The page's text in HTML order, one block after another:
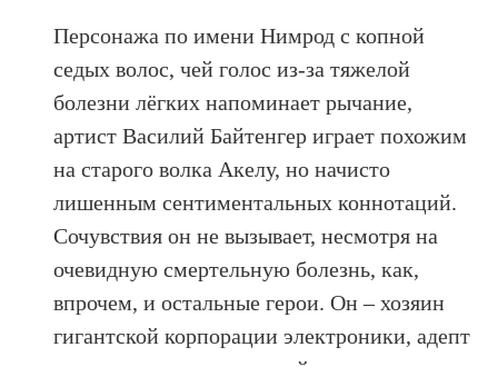
Персонажа по имени Нимрод с копной
седых волос, чей голос из-за тяжелой
болезни лёгких напоминает рычание,
артист Василий Байтенгер играет похожим
на старого волка Акелу, но начисто
лишенным сентиментальных коннотаций.
Сочувствия он не вызывает, несмотря на
очевидную смертельную болезнь, как,
впрочем, и остальные герои. Он – хозяин
гигантской корпорации электроники, адепт